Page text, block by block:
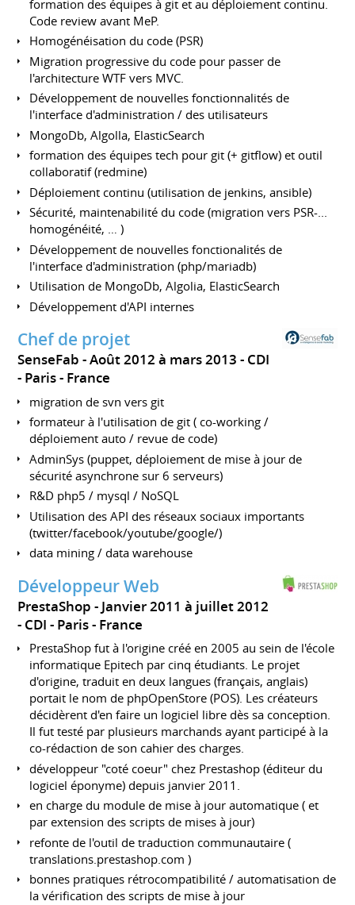
formation des équipes à git et au déploiement continu.
Code review avant MeP.
Homogénéisation du code (PSR)
Migration progressive du code pour passer de
l'architecture WTF vers MVC.
Développement de nouvelles fonctionnalités de
l'interface d'administration / des utilisateurs
MongoDb, Algolla, ElasticSearch
formation des équipes tech pour git (+ gitflow) et outil
collaboratif (redmine)
Déploiement continu (utilisation de jenkins, ansible)
Sécurité, maintenabilité du code (migration vers PSR-...
homogénéité, … )
Développement de nouvelles fonctionalités de
l'interface d'administration (php/mariadb)
Utilisation de MongoDb, Algolia, ElasticSearch
Développement d'API internes
Chef de projet
SenseFab Août 2012 à mars 2013 CDI
Paris
France
migration de svn vers git
formateur à l'utilisation de git ( co-working /
déploiement auto / revue de code)
AdminSys (puppet, déploiement de mise à jour de
sécurité asynchrone sur 6 serveurs)
R&D php5 / mysql / NoSQL
Utilisation des API des réseaux sociaux importants
(twitter/facebook/youtube/google/)
data mining / data warehouse
Développeur Web
PrestaShop
Janvier 2011 à juillet 2012
CDI
Paris France
PrestaShop fut à l'origine créé en 2005 au sein de l'école
informatique Epitech par cinq étudiants. Le projet
d'origine, traduit en deux langues (français, anglais)
portait le nom de phpOpenStore (POS). Les créateurs
décidèrent d'en faire un logiciel libre dès sa conception.
Il fut testé par plusieurs marchands ayant participé à la
co-rédaction de son cahier des charges.
développeur "coté coeur" chez Prestashop (éditeur du
logiciel éponyme) depuis janvier 2011.
en charge du module de mise à jour automatique ( et
par extension des scripts de mises à jour)
refonte de l'outil de traduction communautaire (
translations.prestashop.com )
bonnes pratiques rétrocompatibilité / automatisation de
la vérification des scripts de mise à jour